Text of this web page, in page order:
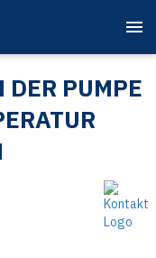
DER PUMPE